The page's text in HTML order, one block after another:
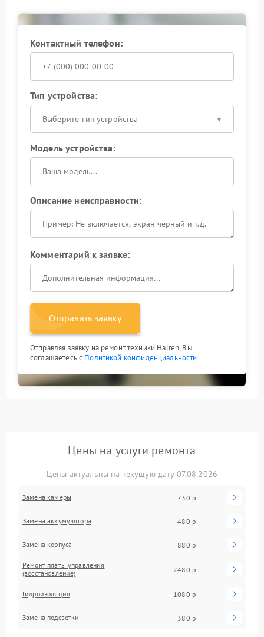
Контактный телефон:
Тип устройства:
Выберите тип устройства
Модель устройства:
Описание неисправности:
Комментарий к заявке:
Отправить заявку
Отправляя заявку на ремонт техники Halten, Вы
соглашаетесь с Политикой конфиденциальности
Цены на услуги ремонта
Цены актуальны на текущую дату 07.08.2026
Замена камеры 730 р
Замена аккумулятора 480 р
Замена корпуса 880 р
Ремонт платы управления
(восстановление)
2480 р
Гидроизоляция 1080 р
Замена подсветки 380 р